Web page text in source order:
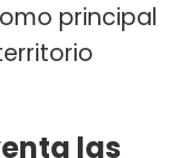
principal
las